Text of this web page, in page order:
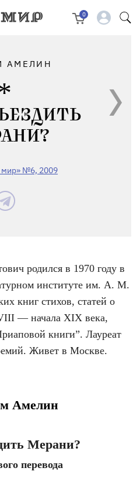
0
АМЕЛИН
№6, 2009
родился в 1970 году в
институте им. А. М.
книг стихов, статей о
— начала XIX века,
книги”. Лауреат
Живет в Москве.
Амелин
Мерани?
перевода